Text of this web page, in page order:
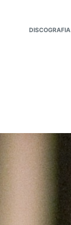
DISCOGRAFIA